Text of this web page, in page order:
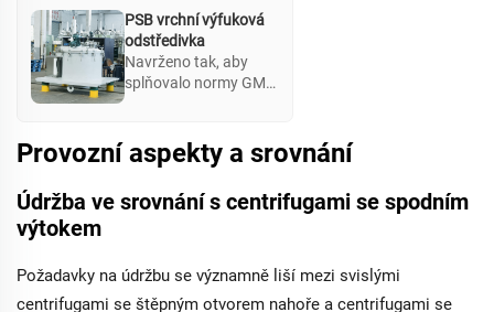
PSB vrchní výfuková
odstředivka
Navrženo tak, aby
splňovalo normy GMP,
účinně zabrání
kontaminaci materiálu
čištění
Podporuje regulaci
Provozní aspekty a srovnání
Údržba ve srovnání s centrifugami se spodním
výtokem
Požadavky na údržbu se významně liší mezi svislými
centrifugami se štěpným otvorem nahoře a centrifugami se